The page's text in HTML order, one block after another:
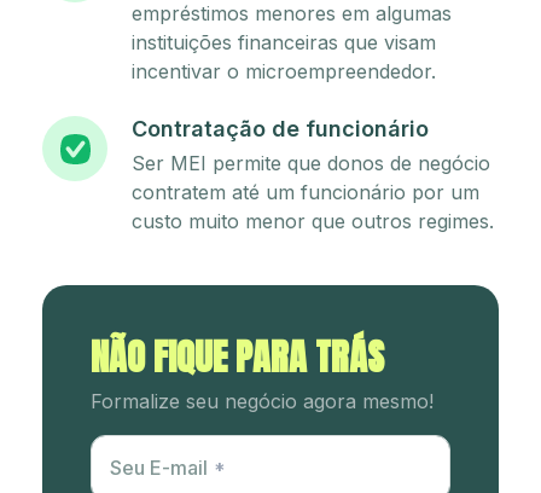
empréstimos menores em algumas
instituições financeiras que visam
incentivar o microempreendedor.
Contratação de funcionário
Ser MEI permite que donos de negócio
contratem até um funcionário por um
custo muito menor que outros regimes.
NÃO FIQUE PARA TRÁS
Formalize seu negócio agora mesmo!
Utm Content
Seu E-mail